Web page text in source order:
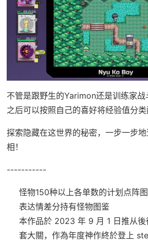
不管是跟野生的Yarimon还是训练家战
之后可以按照自己的喜好将经验值分类
探索隐藏在这世界的秘密，一步一步
相！
-----------
怪物150种以上各单数的计划点阵图
表达情差分持有怪物图鉴
本作品於 2023 年 9 月 1 日推从後
套大關，作為年度神作終於登上